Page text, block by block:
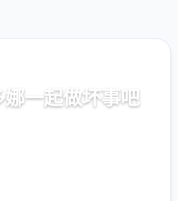
娜一起做坏事吧
下载，中文入口，官网入口，